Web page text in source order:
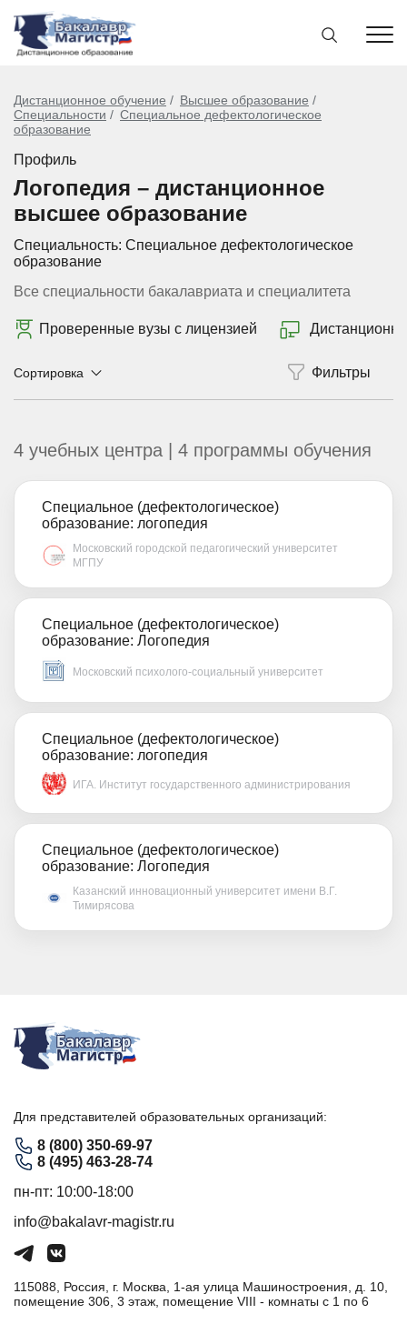
Дистанционное обучение
Высшее образование
Специальности
Специальное дефектологическое
образование
Профиль
Логопедия – дистанционное
высшее образование
Специальность: Специальное дефектологическое
образование
Все специальности бакалавриата и специалитета
Проверенные вузы с лицензией Дистанционно
Сортировка
4 учебных центра | 4 программы обучения
Специальное (дефектологическое)
образование: логопедия
Московский городской педагогический университет
МГПУ
Специальное (дефектологическое)
образование: Логопедия
Московский психолого-социальный университет
Специальное (дефектологическое)
образование: логопедия
ИГА. Институт государственного администрирования
Специальное (дефектологическое)
образование: Логопедия
Казанский инновационный университет имени В.Г.
Тимирясова
Для представителей образовательных организаций:
8 (800) 350-69-97
8 (495) 463-28-74
пн-пт: 10:00-18:00
info@bakalavr-magistr.ru
115088, Россия, г. Москва, 1-ая улица Машиностроения, д. 10,
помещение 306, 3 этаж, помещение VIII - комнаты с 1 по 6